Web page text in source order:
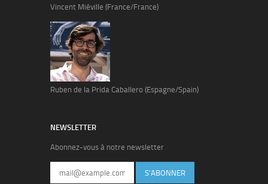
Vincent Miéville (France/France)
Ruben de la Prida Caballero (Espagne/Spain)
NEWSLETTER
Abonnez-vous à notre newsletter
S'ABONNER